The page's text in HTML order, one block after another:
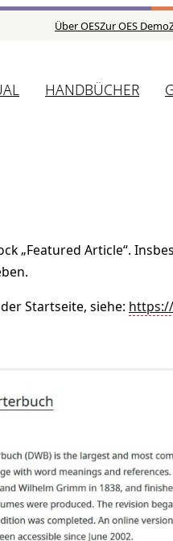
Über OESZur OES Demo
HANDBÜCHER
„Featured Article“.
Startseite, siehe: